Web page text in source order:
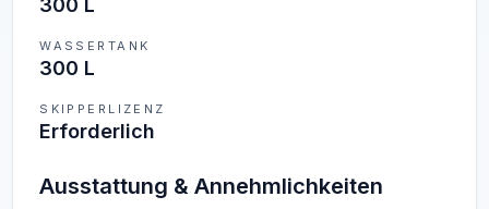
300 L
WASSERTANK
300 L
SKIPPERLIZENZ
Erforderlich
Ausstattung & Annehmlichkeiten